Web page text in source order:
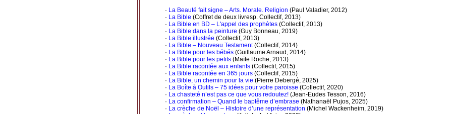
· La Beauté fait signe – Arts. Morale. Religion (Paul Valadier, 2012)
· La Bible (Coffret de deux livresp. Collectif, 2013)
· La Bible en BD – L'appel des prophètes (Collectif, 2013)
· La Bible dans la peinture (Guy Bonneau, 2019)
· La Bible illustrée (Collectif, 2013)
· La Bible – Nouveau Testament(Collectif, 2014)
· La Bible pour les bébés (Guillaume Arnaud, 2014)
· La Bible pour les petits (Maïte Roche, 2013)
· La Bible racontée aux enfants (Collectif, 2015)
· La Bible racontée en 365 jours (Collectif, 2015)
· La Bible, un chemin pour la vie (Pierre Debergé, 2025)
· La Boîte à Outils – 75 idées pour votre paroisse (Collectif, 2020)
· La chasteté n’est pas ce que vous redoutez! (Jean-Eudes Tesson, 2016)
· La confirmation – Quand le baptême d’embrase (Nathanaël Pujos, 2025)
· La crèche de Noël – Histoire d’une représentation (Michel Wackenheim, 2019)